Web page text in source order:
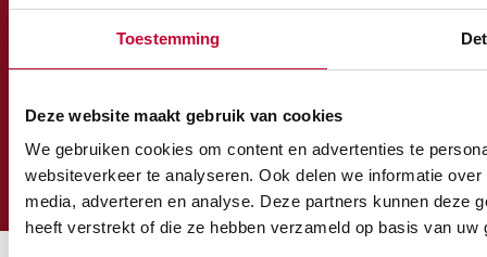
Toestemming
Deze website maakt gebruik van cookies
We gebruiken cookies om content en advertenties te
websiteverkeer te analyseren. Ook delen we informatie
media, adverteren en analyse. Deze partners kunnen deze
heeft verstrekt of die ze hebben verzameld op basis van
Retourneren
Betaalmogelijkheden
Klantenservice
Algemene voorwaarden
Privacyverklaring
Disclaimer + copyright